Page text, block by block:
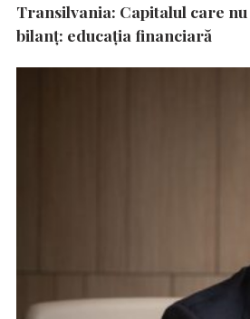
Transilvania: Capitalul care
bilanț: educația financiară